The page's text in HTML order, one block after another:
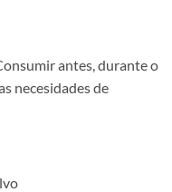
antes, durante o
necesidades de